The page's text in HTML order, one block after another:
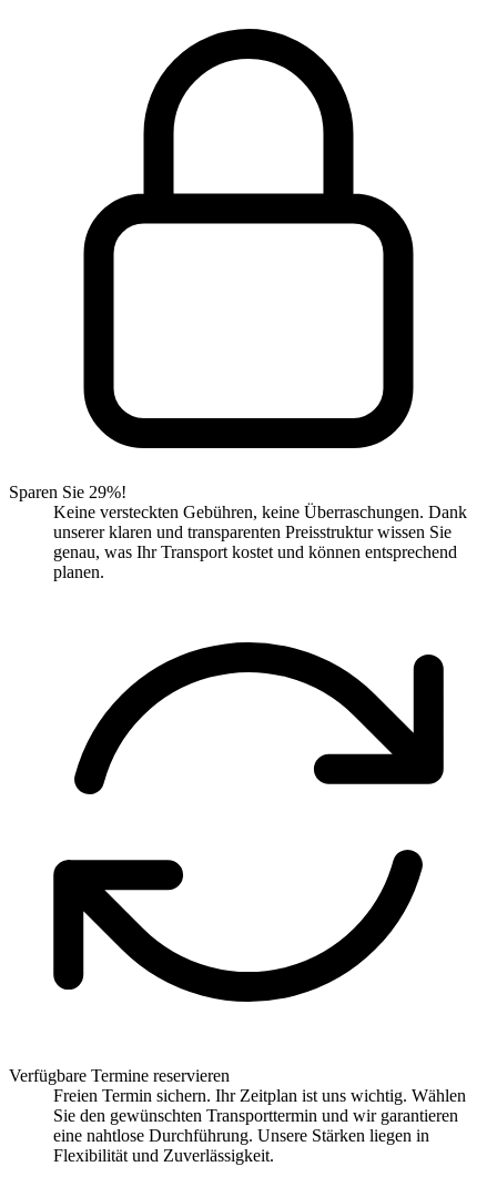
Sparen Sie 29%!
Keine versteckten Gebühren, keine Überraschungen. Dank
unserer klaren und transparenten Preisstruktur wissen Sie
genau, was Ihr Transport kostet und können entsprechend
planen.
Verfügbare Termine reservieren
Freien Termin sichern. Ihr Zeitplan ist uns wichtig. Wählen
Sie den gewünschten Transporttermin und wir garantieren
eine nahtlose Durchführung. Unsere Stärken liegen in
Flexibilität und Zuverlässigkeit.